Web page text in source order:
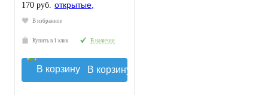
170 руб.
В избранное
Купить в 1 клик В наличии
В корзину